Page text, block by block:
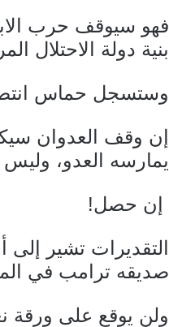
فهو سيوقف حرب
بنية دولة الاحتلال
وستسجل حماس
إن وقف العدوان
يمارسه العدو،
إن حصل!
التقديرات تشير
صديقه ترامب في
ولن يوقع على ورقة